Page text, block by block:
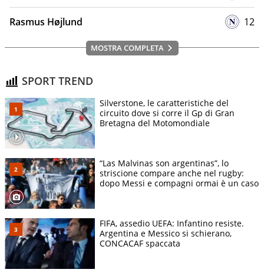
Rasmus Højlund 12
MOSTRA COMPLETA
SPORT TREND
Silverstone, le caratteristiche del
circuito dove si corre il Gp di Gran
Bretagna del Motomondiale
“Las Malvinas son argentinas”, lo
striscione compare anche nel rugby:
dopo Messi e compagni ormai è un caso
FIFA, assedio UEFA: Infantino resiste.
Argentina e Messico si schierano,
CONCACAF spaccata